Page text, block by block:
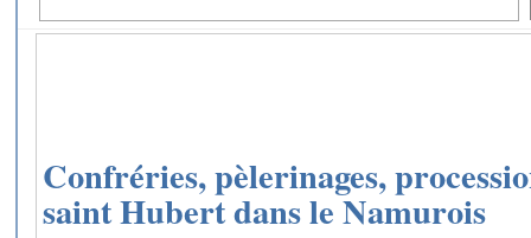
Confréries, pèlerinages,
saint Hubert dans le Namurois